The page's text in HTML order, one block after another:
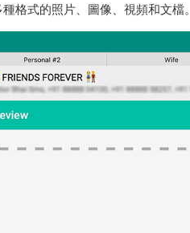
格式的照片、圖像、視頻和文檔。